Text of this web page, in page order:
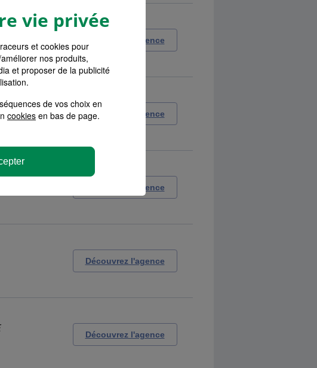
Découvrez l'agence
Découvrez l'agence
Découvrez l'agence
Découvrez l'agence
Découvrez l'agence
vie privée
et cookies pour
nos produits,
et proposer de la publicité
de vos choix en
cookies en bas de page.